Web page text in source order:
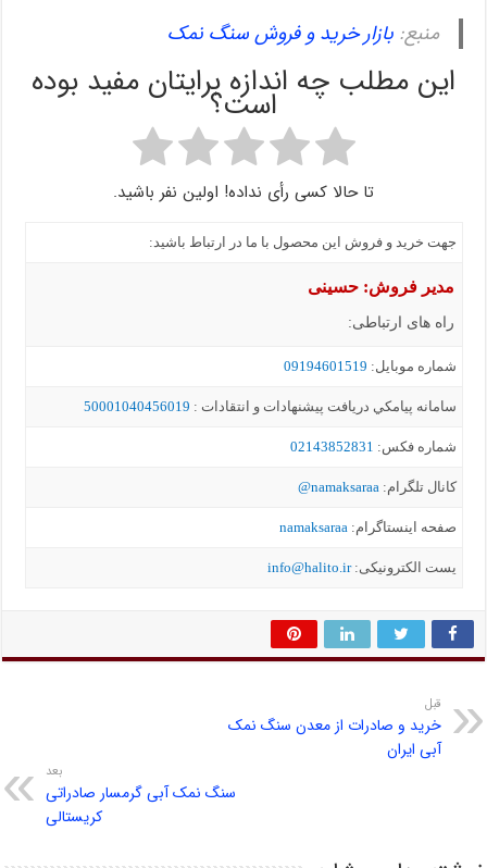
منبع:بازار خرید و فروش سنگ نمک
این مطلب چه اندازه برایتان مفید بوده
است؟
تا حالا کسی رأی نداده! اولین نفر باشید.
جهت خرید و فروش این محصول با ما در ارتباط باشید:
مدیر فروش: حسینی
راه های ارتباطی:
شماره موبايل: 09194601519
سامانه پيامکي دریافت پیشنهادات و انتقادات : 50001040456019
شماره فکس: 02143852831
کانال تلگرام:namaksaraa@
صفحه اینستاگرام:namaksaraa
یست الکترونیکی:info@halito.ir
قبل
خرید و صادرات از معدن سنگ نمک
آبی ایران
بعد
سنگ نمک آبی گرمسار صادراتی
کریستالی